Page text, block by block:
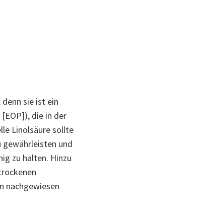
sie ist ein
die in der
Linolsäure sollte
und
zu halten. Hinzu
nachgewiesen